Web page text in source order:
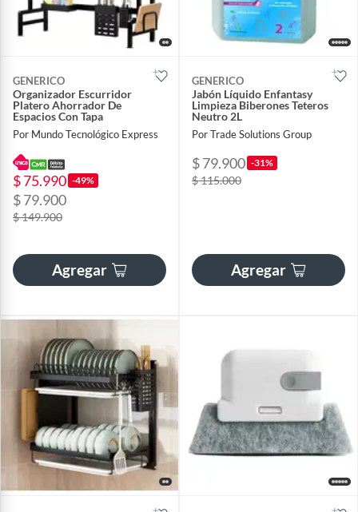
GENERICO
Organizador Escurridor
Platero Ahorrador De
Espacios Con Tapa
Por Mundo Tecnológico Express
$ 75.990 -49%
$ 79.900
$ 149.900
Agregar
GENERICO
Jabón Líquido Enfantasy
Limpieza Biberones Teteros
Neutro 2L
Por Trade Solutions Group
$ 79.900 -31%
$ 115.000
Agregar